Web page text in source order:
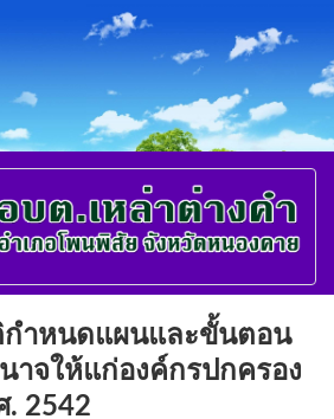
ำหนดแผนและขั้นตอน
าจให้แก่องค์กรปกครอง
2542